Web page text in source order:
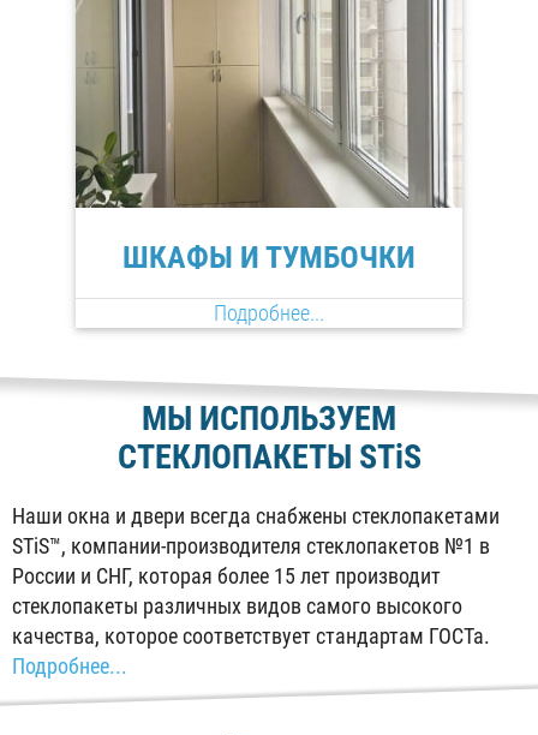
ШКАФЫ И ТУМБОЧКИ
Подробнее...
МЫ ИСПОЛЬЗУЕМ
СТЕКЛОПАКЕТЫ STiS
Наши окна и двери всегда снабжены стеклопакетами
STiS™, компании-производителя стеклопакетов №1 в
России и СНГ, которая более 15 лет производит
стеклопакеты различных видов самого высокого
качества, которое соответствует стандартам ГОСТа.
Подробнее...